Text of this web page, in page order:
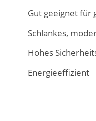
Gut geeignet für
Schlankes,
Hohes
Energieeffizient